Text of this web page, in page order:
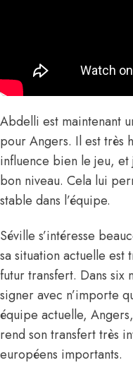
Abdelli est maintenant
pour Angers. Il est très
influence bien le jeu,
bon niveau. Cela lui
stable dans l’équipe.
Séville s’intéresse
sa situation actuelle est
futur transfert. Dans
signer avec n’importe
équipe actuelle,
rend son transfert très
européens importants.